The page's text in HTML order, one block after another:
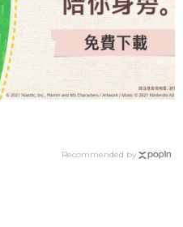
Recommended by